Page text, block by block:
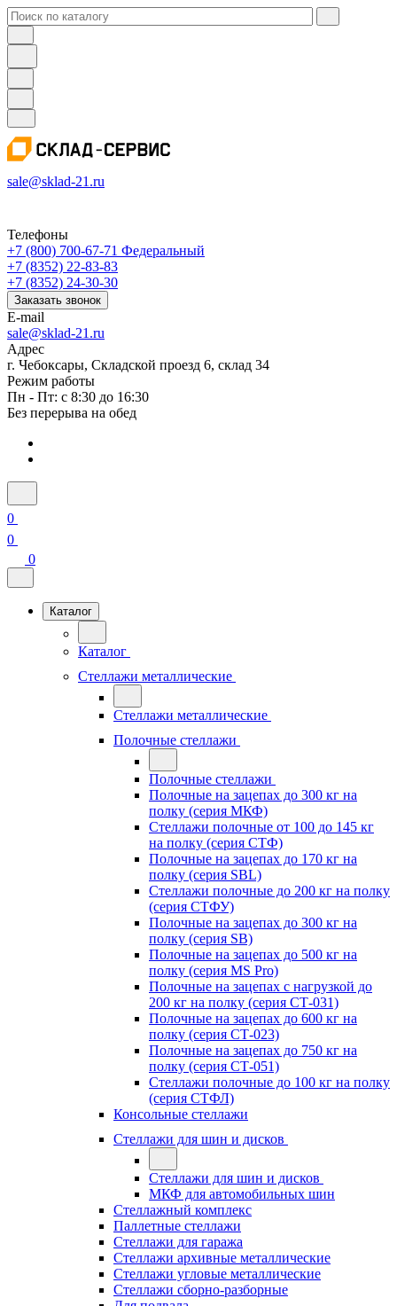
sale@sklad-21.ru
Телефоны
+7 (800) 700-67-71 Федеральный
+7 (8352) 22-83-83
+7 (8352) 24-30-30
Заказать звонок
E-mail
sale@sklad-21.ru
Адрес
г. Чебоксары, Складской проезд 6, склад 34
Режим работы
Пн - Пт: с 8:30 до 16:30
Без перерыва на обед
0
0
0
Каталог
Каталог
Стеллажи металлические
Стеллажи металлические
Полочные стеллажи
Полочные стеллажи
Полочные на зацепах до 300 кг на
полку (серия МКФ)
Стеллажи полочные от 100 до 145 кг
на полку (серия СТФ)
Полочные на зацепах до 170 кг на
полку (серия SBL)
Стеллажи полочные до 200 кг на полку
(серия СТФУ)
Полочные на зацепах до 300 кг на
полку (серия SB)
Полочные на зацепах до 500 кг на
полку (серия MS Pro)
Полочные на зацепах с нагрузкой до
200 кг на полку (серия СТ-031)
Полочные на зацепах до 600 кг на
полку (серия СТ-023)
Полочные на зацепах до 750 кг на
полку (серия СТ-051)
Стеллажи полочные до 100 кг на полку
(серия СТФЛ)
Консольные стеллажи
Стеллажи для шин и дисков
Стеллажи для шин и дисков
МКФ для автомобильных шин
Стеллажный комплекс
Паллетные стеллажи
Стеллажи для гаража
Стеллажи архивные металлические
Стеллажи угловые металлические
Стеллажи сборно-разборные